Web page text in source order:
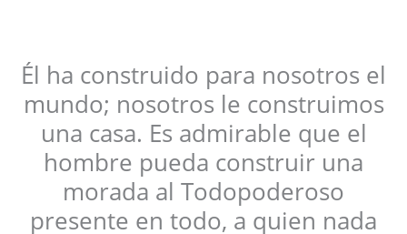
Él ha construido para nosotros el
mundo; nosotros le construimos
una casa. Es admirable que el
hombre pueda construir una
morada al Todopoderoso
presente en todo, a quien nada